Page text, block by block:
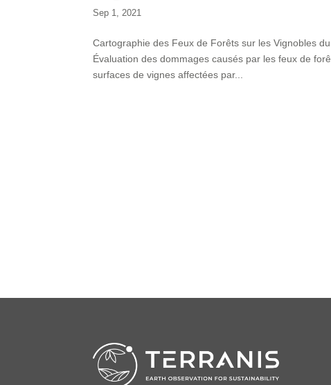
Sep 1, 2021
Cartographie des Feux de Forêts sur les Vignobles
Évaluation des dommages causés par les feux de
surfaces de vignes affectées par...